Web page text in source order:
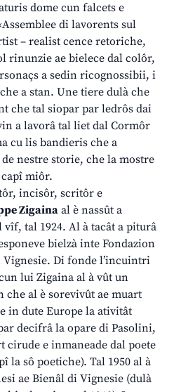
dome cun falcets e
di lavorents sul
– realist cence retoriche,
ae bielece dal colôr,
a sedin ricognossibii, i
a stan. Une tiere dulà che
che tal siopar par ledrôs dai
a lavorâ tal liet dal Cormôr
cu lis bandieris che a
nestre storie, che la mostre
miôr.
incisôr, scritôr e
Zigaina al è nassût a
tal 1924. Al à tacât a piturâ
bielzà inte Fondazion
Vignesie. Di fonde l’incuintri
lui Zigaina al à vût un
che al è sorevivût ae muart
in dute Europe la ativitât
decifrâ la opare di Pasolini,
cirude e inmaneade dal poete
la sô poetiche). Tal 1950 al à
ae Bienâl di Vignesie (dulà